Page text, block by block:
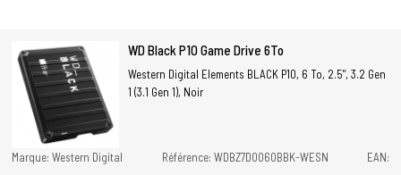
WD Black P10 Game Drive 6To
Western Digital Elements BLACK P10, 6 To, 2.5", 3.2 Gen
1 (3.1 Gen 1), Noir
Marque: Western Digital Référence: WDBZ7D0060BBK-WESN
EAN: